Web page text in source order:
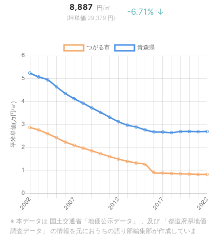
8,887
円/㎡
(坪単価 29,379 円)
-6.71% ↓
※ 本データは 国土交通省「地価公示データ」 、及び
「都道府県地価
調査データ」
の情報を元におうちの語り部編集部が作成していま